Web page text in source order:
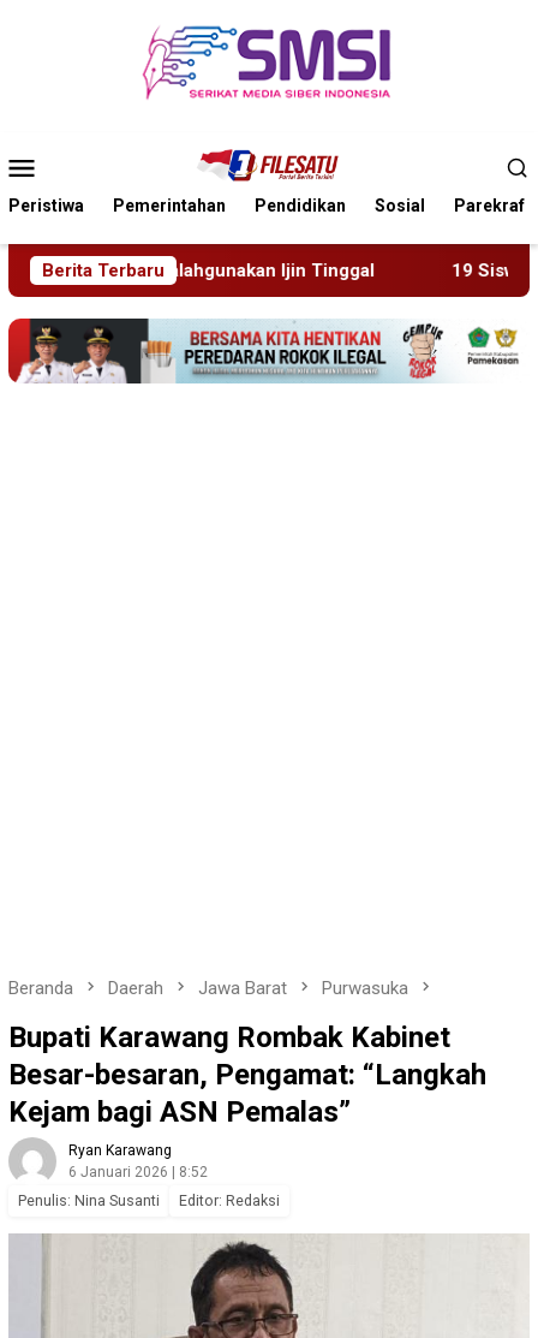
Mobile
Peristiwa Pemerintahan Pendidikan Sosial Parekraf
Berita Terbaru19 Siswa Sakit Bersamaan, Wartawan Sempat
Beranda Daerah Jawa Barat Purwasuka
Bupati Karawang Rombak Kabinet
Besar-besaran, Pengamat: “Langkah
Kejam bagi ASN Pemalas”
Ryan Karawang
6 Januari 2026 | 8:52
Penulis: Nina Susanti Editor: Redaksi